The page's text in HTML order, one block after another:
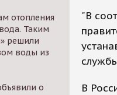
отопления
Таким
решили
воды из
о
"В
В